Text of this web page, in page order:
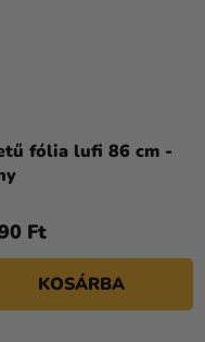
fólia lufi 86 cm -
Ft
KOSÁRBA